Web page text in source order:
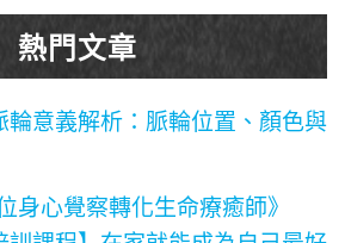
熱門文章
意義解析：脈輪位置、顏色與
身心覺察轉化生命療癒師》